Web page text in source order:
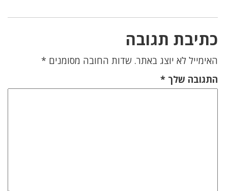
כתיבת תגובה
האימייל לא יוצג באתר. שדות החובה מסומנים *
התגובה שלך *